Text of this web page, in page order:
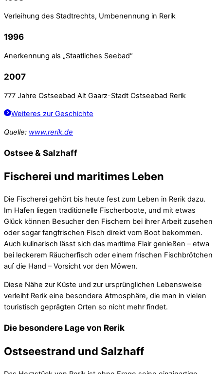
Verleihung des Stadtrechts, Umbenennung in Rerik
1996
Anerkennung als „Staatliches Seebad“
2007
777 Jahre Ostseebad Alt Gaarz-Stadt Ostseebad Rerik
Weiteres zur Geschichte
Quelle: www.rerik.de
Ostsee & Salzhaff
Fischerei und maritimes Leben
Die Fischerei gehört bis heute fest zum Leben in Rerik dazu.
Im Hafen liegen traditionelle Fischerboote, und mit etwas
Glück können Besucher den Fischern bei ihrer Arbeit zusehen
oder sogar fangfrischen Fisch direkt vom Boot bekommen.
Auch kulinarisch lässt sich das maritime Flair genießen – etwa
bei leckerem Räucherfisch oder einem frischen Fischbrötchen
auf die Hand – Vorsicht vor den Möwen.
Diese Nähe zur Küste und zur ursprünglichen Lebensweise
verleiht Rerik eine besondere Atmosphäre, die man in vielen
touristisch geprägten Orten so nicht mehr findet.
Die besondere Lage von Rerik
Ostseestrand und Salzhaff